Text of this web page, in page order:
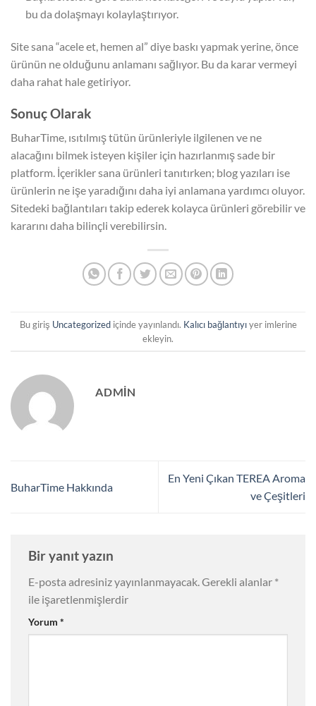
bu da dolaşmayı kolaylaştırıyor.
Site sana “acele et, hemen al” diye baskı yapmak yerine, önce
ürünün ne olduğunu anlamanı sağlıyor. Bu da karar vermeyi
daha rahat hale getiriyor.
Sonuç Olarak
BuharTime, ısıtılmış tütün ürünleriyle ilgilenen ve ne
alacağını bilmek isteyen kişiler için hazırlanmış sade bir
platform. İçerikler sana ürünleri tanıtırken; blog yazıları ise
ürünlerin ne işe yaradığını daha iyi anlamana yardımcı oluyor.
Sitedeki bağlantıları takip ederek kolayca ürünleri görebilir ve
kararını daha bilinçli verebilirsin.
Bu giriş Uncategorizediçinde yayınlandı. Kalıcı bağlantıyıyer imlerine
ekleyin.
ADMIN
BuharTime Hakkında
En Yeni Çıkan TEREA Aroma
ve Çeşitleri
Bir yanıt yazın
E-posta adresiniz yayınlanmayacak.Gerekli alanlar *
ile işaretlenmişlerdir
Yorum *